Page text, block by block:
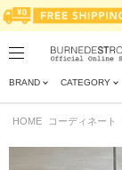
BRAND CATEGORY
HOME コーディネート